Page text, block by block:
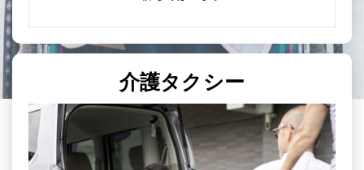
介護タクシー